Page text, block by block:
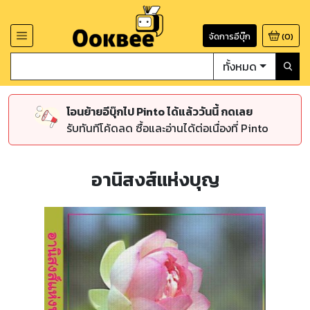
จัดการอีบุ๊ก (0)
ทั้งหมด
โอนย้ายอีบุ๊กไป Pinto ได้แล้ววันนี้ กดเลย
รับทันทีโค้ดลด ซื้อและอ่านได้ต่อเนื่องที่ Pinto
อานิสงส์แห่งบุญ